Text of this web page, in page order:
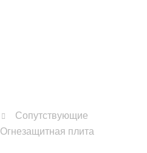
Сопутствующие
Огнезащитная плита